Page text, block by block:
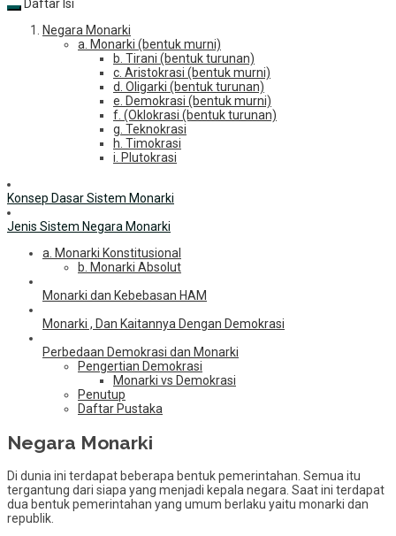
Daftar Isi
Negara Monarki
a. Monarki (bentuk murni)
b. Tirani (bentuk turunan)
c. Aristokrasi (bentuk murni)
d. Oligarki (bentuk turunan)
e. Demokrasi (bentuk murni)
f. (Oklokrasi (bentuk turunan)
g. Teknokrasi
h. Timokrasi
i. Plutokrasi
Konsep Dasar Sistem Monarki
Jenis Sistem Negara Monarki
a. Monarki Konstitusional
b. Monarki Absolut
Monarki dan Kebebasan HAM
Monarki , Dan Kaitannya Dengan Demokrasi
Perbedaan Demokrasi dan Monarki
Pengertian Demokrasi
Monarki vs Demokrasi
Penutup
Daftar Pustaka
Negara Monarki
Di dunia ini terdapat beberapa bentuk pemerintahan. Semua itu
tergantung dari siapa yang menjadi kepala negara. Saat ini terdapat
dua bentuk pemerintahan yang umum berlaku yaitu monarki dan
republik.